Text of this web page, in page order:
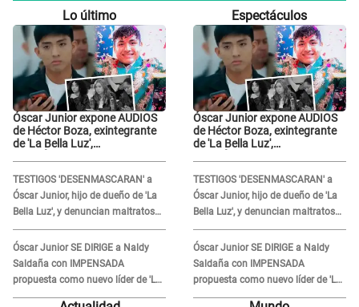
Lo último
Óscar Junior expone AUDIOS
de Héctor Boza, exintegrante
de 'La Bella Luz',
"Grábame..."
TESTIGOS 'DESENMASCARAN' a
Óscar Junior, hijo de dueño de 'La
Bella Luz', y denuncian maltratos
en la orquesta: "Los humilla..."
Óscar Junior SE DIRIGE a Naldy
Saldaña con IMPENSADA
propuesta como nuevo líder de 'La
Bella Luz' tras denuncia: "Otro tipo
Espectáculos
Óscar Junior expone AUDIOS
de Héctor Boza, exintegrante
de 'La Bella Luz',
"Grábame..."
TESTIGOS 'DESENMASCARAN' a
Óscar Junior, hijo de dueño de 'La
Bella Luz', y denuncian maltratos
en la orquesta: "Los humilla..."
Óscar Junior SE DIRIGE a Naldy
Saldaña con IMPENSADA
propuesta como nuevo líder de 'La
Bella Luz' tras denuncia: "Otro tipo